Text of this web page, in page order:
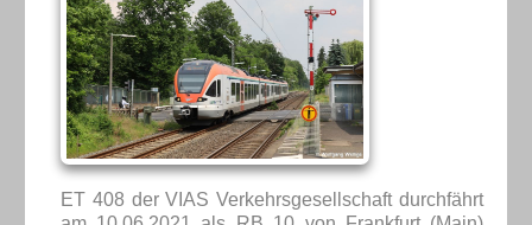
ET 408 der VIAS Verkehrsgesellschaft durchfährt